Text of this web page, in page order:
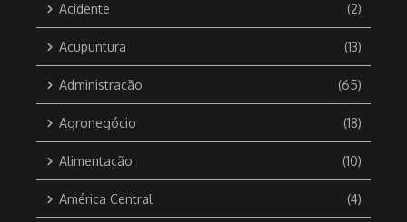
Acidente (2)
Acupuntura (13)
Administração (65)
Agronegócio (18)
Alimentação (10)
América Central (4)